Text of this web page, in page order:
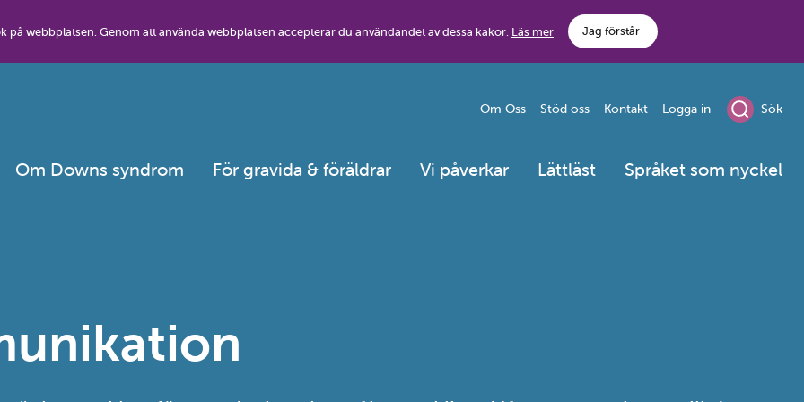
webbplatsen. Genom att använda webbplatsen accepterar du användandet av dessa kakor. Läs mer Jag förstår
Om Downs syndrom För gravida & föräldrar Vi påverkar Lättläst Språket som nyckel
Om Oss Stöd oss Kontakt Logga in Sök